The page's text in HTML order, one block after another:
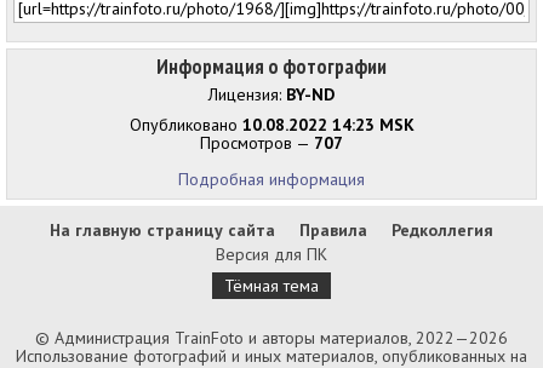
Информация о фотографии
Лицензия: BY-ND
Опубликовано 10.08.2022 14:23 MSK
Просмотров — 707
Подробная информация
На главную страницу сайта Правила
Редколлегия
Версия для ПК
Тёмная тема
© Администрация TrainFoto и авторы материалов, 2022—2026
Использование фотографий и иных материалов, опубликованных на